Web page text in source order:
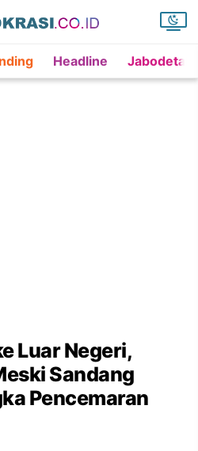
Headline
Luar Negeri,
Sandang
Pencemaran